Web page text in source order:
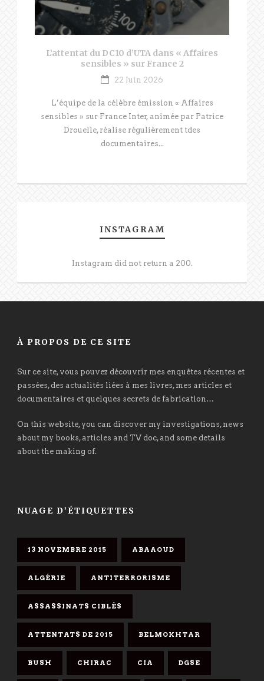
L’attentat du DC10 d’UTA dans « Affaires
sensibles » sur France 2
22 Juin 2026
L’équipe de la célèbre émission « Affaires
sensibles » sur France Inter, animée par Patrice
Drouelle, réalise régulièrement tdes
documentaires...
INSTAGRAM
Instagram did not return a 200.
À PROPOS DE CE SITE
Sur ce site, vous pouvez découvrir mes enquêtes récentes et
passées, des actualités liées à mes livres, mes articles et
documentaires et quelques secrets de fabrication…
On this website, you can discover my investigations, news
about my books, articles and TV doc, and some details
about the making of.
NUAGE D’ÉTIQUETTES
13 NOVEMBRE 2015 ABAAOUD
ALGÉRIE ANTITERRORISME
ASSASSINATS CIBLÉS
ATTENTATS DE 2015 BELMOKHTAR
BUSH CHIRAC CIA DGSE